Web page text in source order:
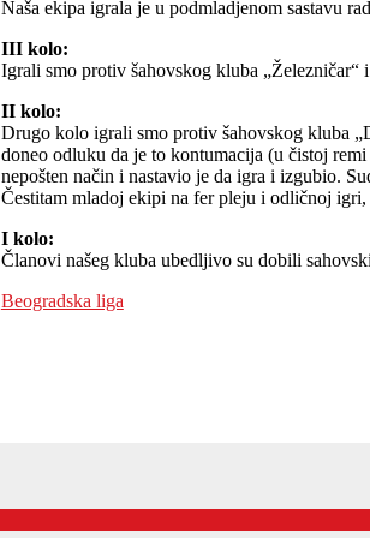
Naša ekipa igrala je u podmladjenom sastavu
III kolo:
Igrali smo protiv šahovskog kluba „Železničar“
II kolo:
Drugo kolo igrali smo protiv šahovskog kluba
doneo odluku da je to kontumacija (u čistoj
nepošten način i nastavio je da igra i izgubio.
Čestitam mladoj ekipi na fer pleju i odličnoj
I kolo:
Članovi našeg kluba ubedljivo su dobili
Beogradska liga